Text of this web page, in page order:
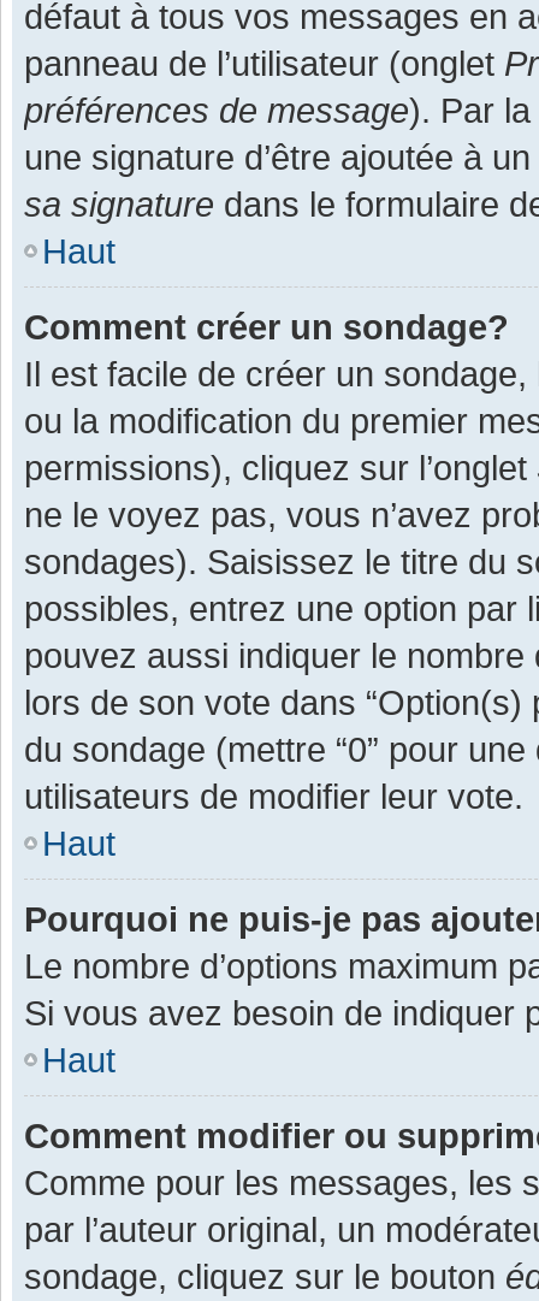
défaut à tous vos messages en
panneau de l’utilisateur (onglet
préférences de message). Par
une signature d’être ajoutée à
sa signature dans le formulaire
Haut
Comment créer un sondage?
Il est facile de créer un
ou la modification du premier
permissions), cliquez sur l’onglet
ne le voyez pas, vous n’avez
sondages). Saisissez le titre du
possibles, entrez une option par
pouvez aussi indiquer le
lors de son vote dans “Option(s)
du sondage (mettre “0” pour
utilisateurs de modifier leur vote.
Haut
Pourquoi ne puis-je pas
Le nombre d’options maximum
Si vous avez besoin de indiquer
Haut
Comment modifier ou
Comme pour les messages, les
par l’auteur original, un
sondage, cliquez sur le bouton